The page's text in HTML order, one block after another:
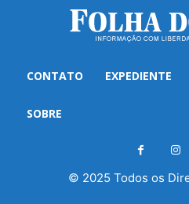
CONTATO EXPEDIENTE
SOBRE
© 2025 Todos os